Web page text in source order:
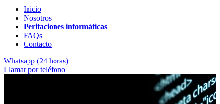
Inicio
Nosotros
Peritaciones informáticas
FAQs
Contacto
Whatsapp (24 horas)
Llamar por teléfono